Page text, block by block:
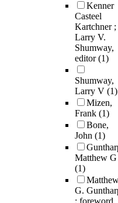
Kenner
Casteel
Kartchner ;
Larry V.
Shumway,
editor(1)
Shumway,
Larry V (1)
Mizen,
Frank (1)
Bone,
John (1)
Matthew G
(1)
G.